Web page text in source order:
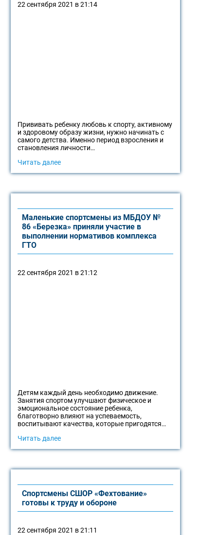
22 сентября 2021 в 21:14
Прививать ребенку любовь к спорту, активному
и здоровому образу жизни, нужно начинать с
самого детства. Именно период взросления и
становления личности…
Читать далее
Маленькие спортсмены из МБДОУ №
86 «Березка» приняли участие в
выполнении нормативов комплекса
ГТО
22 сентября 2021 в 21:12
Детям каждый день необходимо движение.
Занятия спортом улучшают физическое и
эмоциональное состояние ребенка,
благотворно влияют на успеваемость,
воспитывают качества, которые пригодятся…
Читать далее
Спортсмены СШОР «Фехтование»
готовы к труду и обороне
22 сентября 2021 в 21:11